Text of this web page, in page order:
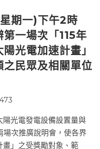
期一)下午2時
一場次「115年
光電加速計畫」
民眾及相關單位
473
光電發電設備設置量與
場次推廣說明會，使各界
」之受獎勵對象、範